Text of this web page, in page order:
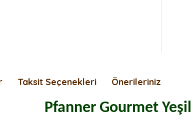
Taksit Seçenekleri Önerileriniz
Pfanner Gourmet